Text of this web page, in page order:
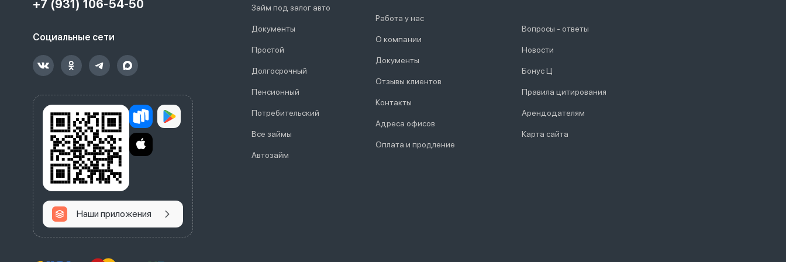
+7 (931) 106-54-50
Социальные сети
Наши приложения
Займ под залог авто
Документы
Простой
Долгосрочный
Пенсионный
Потребительский
Все займы
Автозайм
Работа у нас
О компании
Документы
Отзывы клиентов
Контакты
Адреса офисов
Оплата и продление
Вопросы - ответы
Новости
Бонус Ц
Правила цитирования
Арендодателям
Карта сайта